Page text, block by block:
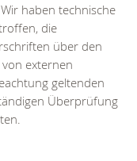
haben technische
die
über den
externen
geltenden
Überprüfung